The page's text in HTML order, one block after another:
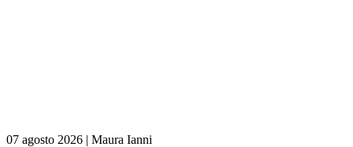
07 agosto 2026 | Maura Ianni